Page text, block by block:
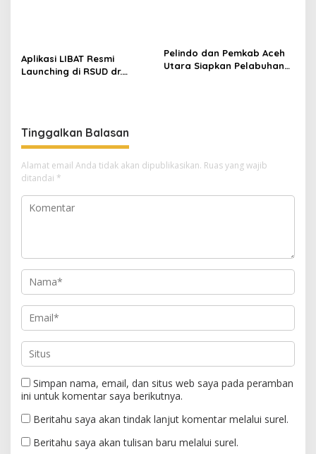
Aplikasi LIBAT Resmi
Launching di RSUD dr.
Pelindo dan Pemkab Aceh
Utara Siapkan Pelabuhan
Tinggalkan Balasan
Alamat email Anda tidak akan dipublikasikan. Ruas yang wajib
ditandai *
Simpan nama, email, dan situs web saya pada peramban
ini untuk komentar saya berikutnya.
Beritahu saya akan tindak lanjut komentar melalui surel.
Beritahu saya akan tulisan baru melalui surel.